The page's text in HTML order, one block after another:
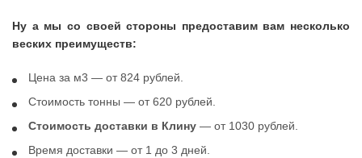
Ну а мы со своей стороны предоставим вам несколько
веских преимуществ:
Цена за м3 — от 824 рублей.
Стоимость тонны — от 620 рублей.
Стоимость доставки в Клину — от 1030 рублей.
Время доставки — от 1 до 3 дней.